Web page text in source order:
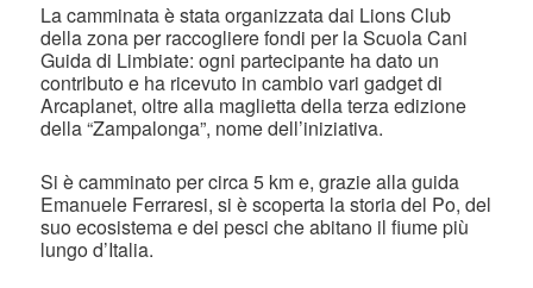
La camminata è stata organizzata dai Lions Club
della zona per raccogliere fondi per la Scuola Cani
Guida di Limbiate: ogni partecipante ha dato un
contributo e ha ricevuto in cambio vari gadget di
Arcaplanet, oltre alla maglietta della terza edizione
della “Zampalonga”, nome dell’iniziativa.
Si è camminato per circa 5 km e, grazie alla guida
Emanuele Ferraresi, si è scoperta la storia del Po, del
suo ecosistema e dei pesci che abitano il fiume più
lungo d’Italia.